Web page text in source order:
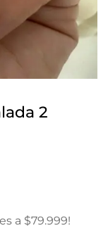
2
a $79.999!